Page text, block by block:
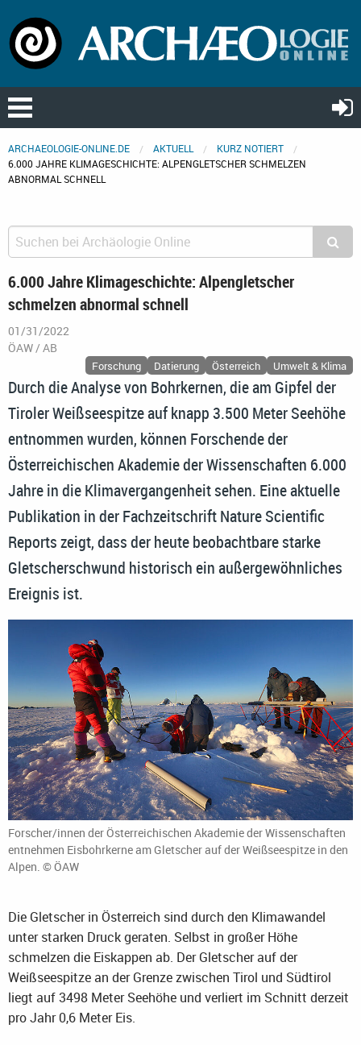
ARCHAEOLOGIE-ONLINE.DE AKTUELL
KURZ NOTIERT
6.000 JAHRE KLIMAGESCHICHTE: ALPENGLETSCHER SCHMELZEN
ABNORMAL SCHNELL
6.000 Jahre Klimageschichte: Alpengletscher
schmelzen abnormal schnell
01/31/2022
ÖAW / AB
Forschung Datierung Österreich Umwelt & Klima
Durch die Analyse von Bohrkernen, die am Gipfel der
Tiroler Weißseespitze auf knapp 3.500 Meter Seehöhe
entnommen wurden, können Forschende der
Österreichischen Akademie der Wissenschaften 6.000
Jahre in die Klimavergangenheit sehen. Eine aktuelle
Publikation in der Fachzeitschrift Nature Scientific
Reports zeigt, dass der heute beobachtbare starke
Gletscherschwund historisch ein außergewöhnliches
Ereignis ist.
Forscher/innen der Österreichischen Akademie der Wissenschaften
entnehmen Eisbohrkerne am Gletscher auf der Weißseespitze in den
Alpen. © ÖAW
Die Gletscher in Österreich sind durch den Klimawandel
unter starken Druck geraten. Selbst in großer Höhe
schmelzen die Eiskappen ab. Der Gletscher auf der
Weißseespitze an der Grenze zwischen Tirol und Südtirol
liegt auf 3498 Meter Seehöhe und verliert im Schnitt derzeit
pro Jahr 0,6 Meter Eis.